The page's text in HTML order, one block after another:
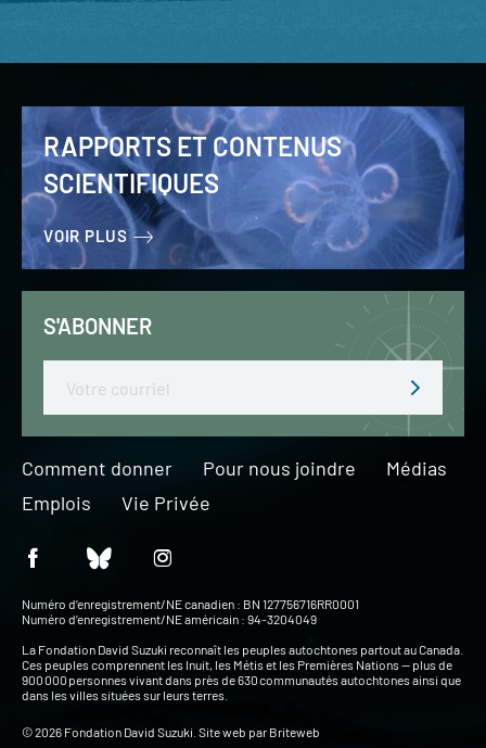
RAPPORTS ET CONTENUS
SCIENTIFIQUES
VOIR PLUS
S'ABONNER
Comment donner Pour nous joindre
Médias
Emplois
Vie Privée
Numéro d’enregistrement/NE canadien : BN 127756716RR0001
Numéro d’enregistrement/NE américain : 94-3204049
La Fondation David Suzuki reconnaît les peuples autochtones partout au Canada.
Ces peuples comprennent les Inuit, les Métis et les Premières Nations — plus de
900 000 personnes vivant dans près de 630 communautés autochtones ainsi que
dans les villes situées sur leurs terres.
© 2026 Fondation David Suzuki. Site web par Briteweb